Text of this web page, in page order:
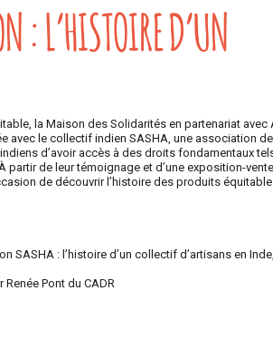
: L’HISTOIRE D’UN
la Maison des Solidarités en partenariat avec
avec le collectif indien SASHA, une association de
d’avoir accès à des droits fondamentaux
partir de leur témoignage et d’une exposition-
de découvrir l’histoire des produits
SASHA : l’histoire d’un collectif d’artisans en
Pont du CADR